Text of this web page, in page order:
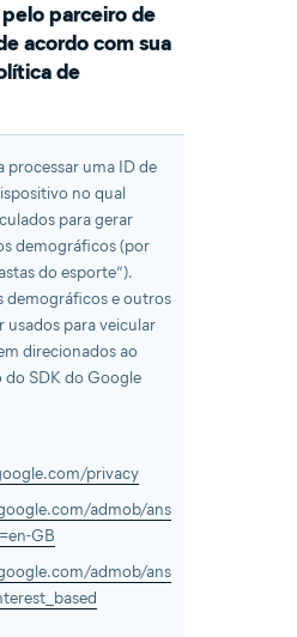
parceiro de
acordo com sua
de
processar uma ID de
no qual
para gerar
demográficos (por
do esporte”).
demográficos e outros
usados para veicular
direcionados ao
do SDK do Google
privacy
admob/ans
GB
admob/ans